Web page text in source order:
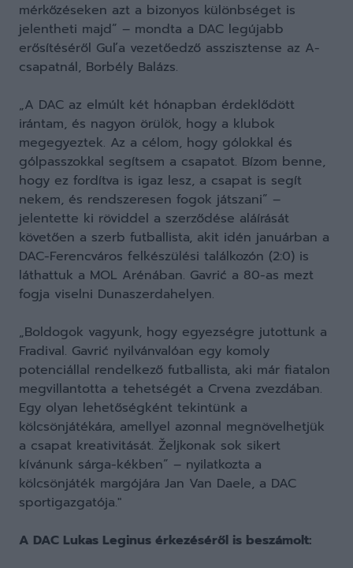
mérkőzéseken azt a bizonyos különbséget is
jelentheti majd” – mondta a DAC legújabb
erősítéséről Guľa vezetőedző asszisztense az A-
csapatnál, Borbély Balázs.
„A DAC az elmúlt két hónapban érdeklődött
irántam, és nagyon örülök, hogy a klubok
megegyeztek. Az a célom, hogy gólokkal és
gólpasszokkal segítsem a csapatot. Bízom benne,
hogy ez fordítva is igaz lesz, a csapat is segít
nekem, és rendszeresen fogok játszani” –
jelentette ki röviddel a szerződése aláírását
követően a szerb futballista, akit idén januárban a
DAC-Ferencváros felkészülési találkozón (2:0) is
láthattuk a MOL Arénában. Gavrić a 80-as mezt
fogja viselni Dunaszerdahelyen.
„Boldogok vagyunk, hogy egyezségre jutottunk a
Fradival. Gavrić nyilvánvalóan egy komoly
potenciállal rendelkező futballista, aki már fiatalon
megvillantotta a tehetségét a Crvena zvezdában.
Egy olyan lehetőségként tekintünk a
kölcsönjátékára, amellyel azonnal megnövelhetjük
a csapat kreativitását. Željkonak sok sikert
kívánunk sárga-kékben” – nyilatkozta a
kölcsönjáték margójára Jan Van Daele, a DAC
sportigazgatója."
A DAC Lukas Leginus érkezéséről is beszámolt: